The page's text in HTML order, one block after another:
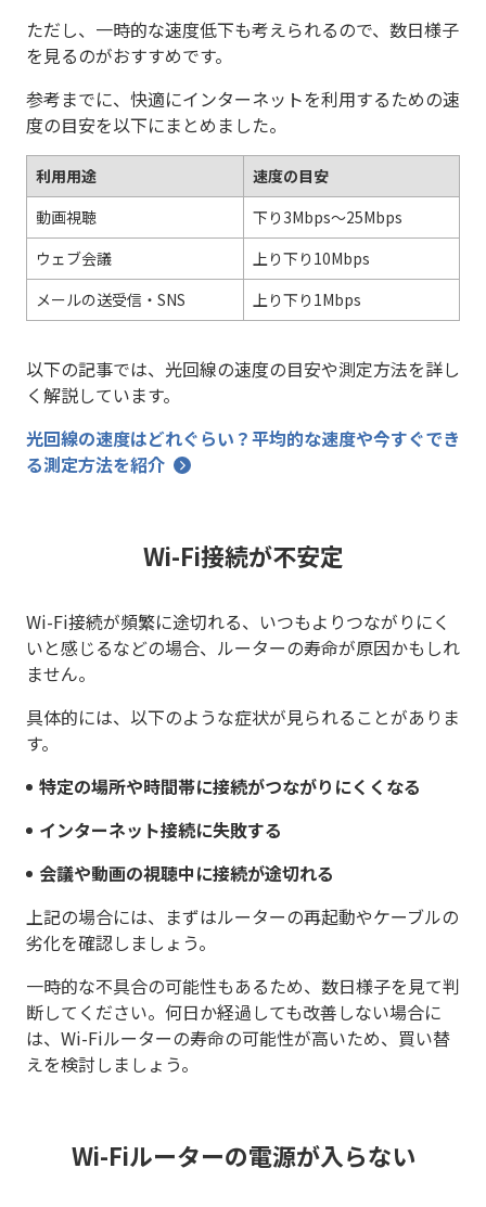
ただし、一時的な速度低下も考えられるので、数日様子
を見るのがおすすめです。
参考までに、快適にインターネットを利用するための速
度の目安を以下にまとめました。
利用用途
速度の目安
動画視聴
下り3Mbps～25Mbps
ウェブ会議
上り下り10Mbps
メールの送受信・SNS
上り下り1Mbps
以下の記事では、光回線の速度の目安や測定方法を詳し
く解説しています。
光回線の速度はどれぐらい？平均的な速度や今すぐでき
る測定方法を紹介
Wi-Fi接続が不安定
Wi-Fi接続が頻繁に途切れる、いつもよりつながりにく
いと感じるなどの場合、ルーターの寿命が原因かもしれ
ません。
具体的には、以下のような症状が見られることがありま
す。
特定の場所や時間帯に接続がつながりにくくなる
インターネット接続に失敗する
会議や動画の視聴中に接続が途切れる
上記の場合には、まずはルーターの再起動やケーブルの
劣化を確認しましょう。
一時的な不具合の可能性もあるため、数日様子を見て判
断してください。何日か経過しても改善しない場合に
は、Wi-Fiルーターの寿命の可能性が高いため、買い替
えを検討しましょう。
Wi-Fiルーターの電源が入らない